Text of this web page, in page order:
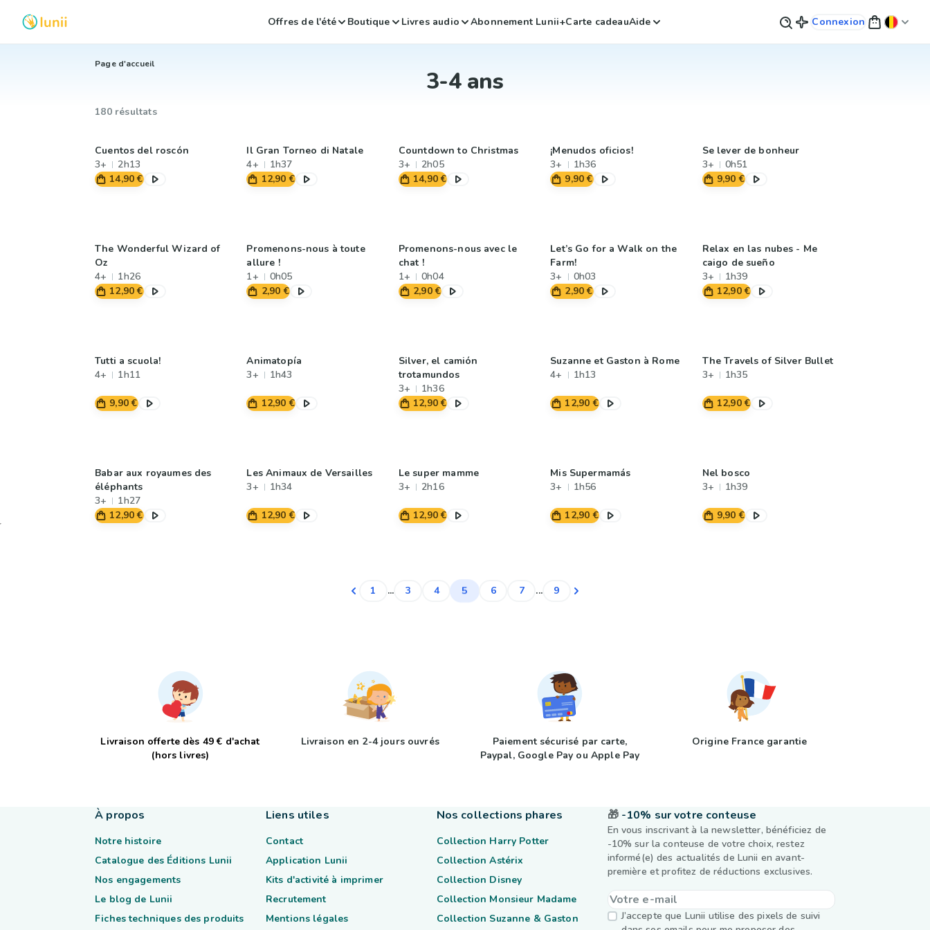
Offres de l'été Boutique Livres audio Abonnement Lunii+Carte cadeauAide Connexion
Page d'accueil
3-4 ans
180 résultats
Cuentos del roscón
3+
2h13
14,90 €
Il Gran Torneo di Natale
4+
1h37
12,90 €
Countdown to Christmas
3+
2h05
14,90 €
¡Menudos oficios!
3+
1h36
9,90 €
Se lever de bonheur
3+
0h51
9,90 €
The Wonderful Wizard of
Oz
4+
1h26
12,90 €
Promenons-nous à toute
allure !
1+
0h05
2,90 €
Promenons-nous avec le
chat !
1+
0h04
2,90 €
Let’s Go for a Walk on the
Farm!
3+
0h03
2,90 €
Relax en las nubes - Me
caigo de sueño
3+
1h39
12,90 €
Tutti a scuola!
4+
1h11
9,90 €
Animatopía
3+
1h43
12,90 €
Silver, el camión
trotamundos
3+
1h36
12,90 €
Suzanne et Gaston à Rome
4+
1h13
12,90 €
The Travels of Silver Bullet
3+
1h35
12,90 €
Babar aux royaumes des
éléphants
3+
1h27
12,90 €
Les Animaux de Versailles
3+
1h34
12,90 €
Le super mamme
3+
2h16
12,90 €
Mis Supermamás
3+
1h56
12,90 €
Nel bosco
3+
1h39
9,90 €
1 ... 3 4 5 6 7 ... 9
Livraison offerte dès 49 € d'achat
(hors livres)
Livraison en 2-4 jours ouvrés
Paiement sécurisé par carte,
Paypal, Google Pay ou Apple Pay
Origine France garantie
🎁 -10% sur votre conteuse
En vous inscrivant à la newsletter, bénéficiez de
-10% sur la conteuse de votre choix, restez
informé(e) des actualités de Lunii en avant-
première et profitez de réductions exclusives.
J’accepte que Lunii utilise des pixels de suivi
À propos
Notre histoire
Catalogue des Éditions Lunii
Nos engagements
Le blog de Lunii
Fiches techniques des produits
Liens utiles
Contact
Application Lunii
Kits d'activité à imprimer
Recrutement
Mentions légales
Nos collections phares
Collection Harry Potter
Collection Astérix
Collection Disney
Collection Monsieur Madame
Collection Suzanne & Gaston